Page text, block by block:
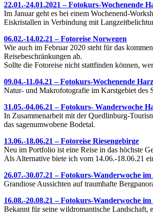
22.01.-24.01.2021 – Fotokurs-Wochenende
Im Januar geht es bei einem Wochenend-
Eiskristallen in Verbindung mit
06.02.-14.02.21 – Fotoreise Norwegen
Wie auch im Februar 2020 steht für das
Reisebeschränkungen ab.
Sollte die Fotoreise nicht stattfinden können,
09.04.-11.04.21 – Fotokurs-Wochenende
Natur- und Makrofotografie im Karstgebiet des
31.05.-04.06.21 – Fotokurs- Wanderwoche
In Zusammenarbeit mit der Quedlinburg-
das sagenumwobene Bodetal.
13.06.-18.06.21 – Fotoreise Riesengebirge
Neu im Portfolio ist eine Reise in das höchste
Als Alternative biete ich vom 14.06.-18.06.21
26.07.-30.07.21 – Fotokurs-Wanderwoche
Grandiose Aussichten auf traumhafte
16.08.-20.08.21 – Fotokurs-Wanderwoche
Bekannt für seine wildromantische Landschaft,